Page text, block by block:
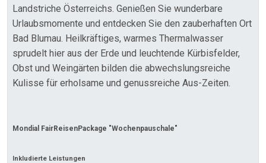
Landstriche Österreichs. Genießen Sie wunderbare
Urlaubsmomente und entdecken Sie den zauberhaften Ort
Bad Blumau. Heilkräftiges, warmes Thermalwasser
sprudelt hier aus der Erde und leuchtende Kürbisfelder,
Obst und Weingärten bilden die abwechslungsreiche
Kulisse für erholsame und genussreiche Aus-Zeiten.
Mondial FairReisenPackage "Wochenpauschale"
Inkludierte Leistungen